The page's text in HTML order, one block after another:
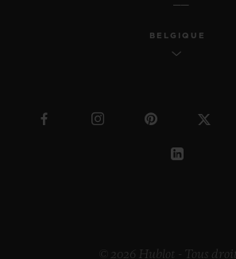
BELGIQUE
© 2026 Hublot - Tous